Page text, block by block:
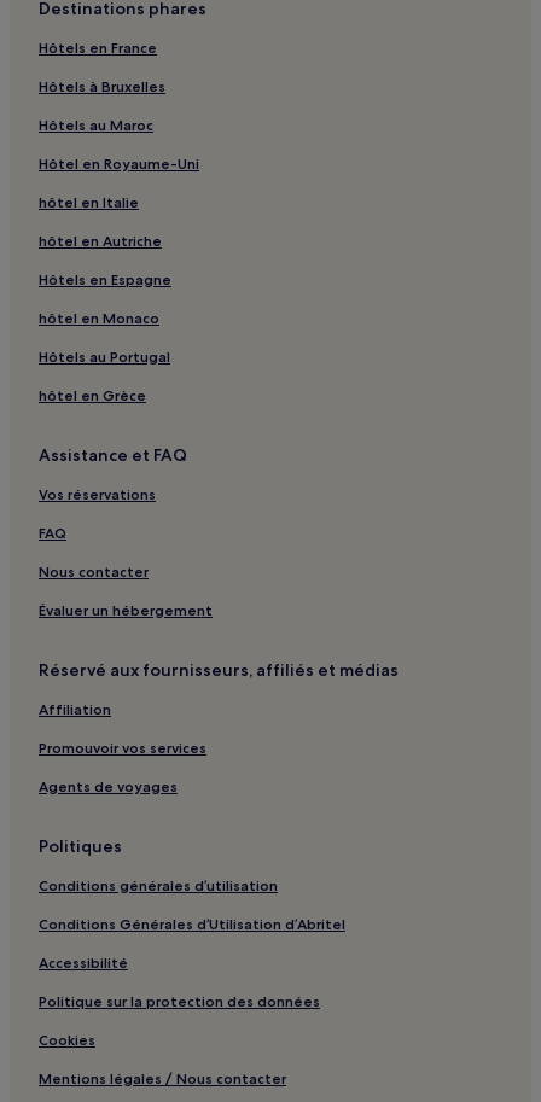
fitness
Sainte-Lucie-De-Porto-Vecchio : hôtels Hôtels de luxe
Figari : hôtels Hôtels avec parking
Figari : hôtels
Corse-Du-Sud : hôtels Hôtels acceptant les animaux de
Corse-Du-Sud : hôtels
Grosseto-Prugna : hôtels Hôtels avec parking
Grosseto-Prugna : hôtels Hôtels familiaux
Grosseto-Prugna : hôtels
Lecci : hôtels Hôtels de luxe
Belvédère-Campomoro : hôtels
Cala Rossa : hôtels Hôtels avec piscine
Pianotolli-Caldarello : hôtels
Albitreccia : hôtels Hôtels avec parking
Bonifacio : hôtels Hôtels avec parking
Serra-Di-Ferro : hôtels Hôtels avec parking
Destinations phares
Hôtels en France
Hôtels à Bruxelles
Hôtels au Maroc
Hôtel en Royaume-Uni
hôtel en Italie
hôtel en Autriche
Hôtels en Espagne
hôtel en Monaco
Hôtels au Portugal
hôtel en Grèce
Assistance et FAQ
Vos réservations
FAQ
Nous contacter
Évaluer un hébergement
Réservé aux fournisseurs, affiliés et médias
Affiliation
Promouvoir vos services
Agents de voyages
Politiques
Conditions générales d’utilisation
Conditions Générales d’Utilisation d’Abritel
Accessibilité
Politique sur la protection des données
Cookies
Mentions légales / Nous contacter